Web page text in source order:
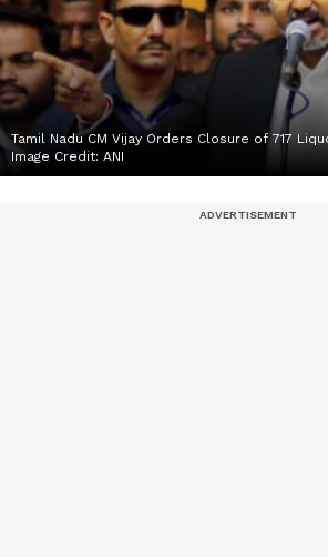
Tamil Nadu CM Vijay Orders Closure of 717
Image Credit: ANI